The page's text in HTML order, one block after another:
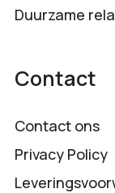
Duurzame
Contact
Contact ons
Privacy Policy